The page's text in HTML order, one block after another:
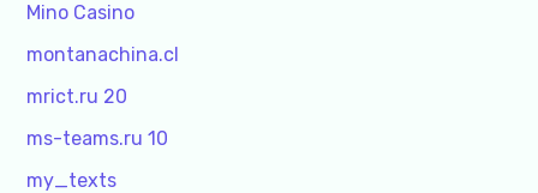
Mino Casino
montanachina.cl
mrict.ru 20
ms-teams.ru 10
my_texts